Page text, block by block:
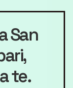
San
,
te.